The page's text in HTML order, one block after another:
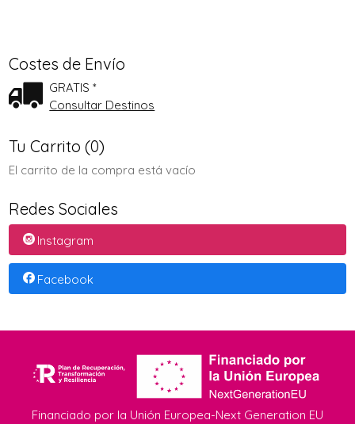
Costes de Envío
GRATIS *
Consultar Destinos
Tu Carrito (0)
El carrito de la compra está vacío
Redes Sociales
Instagram
Facebook
Financiado por la Unión Europea-Next Generation EU